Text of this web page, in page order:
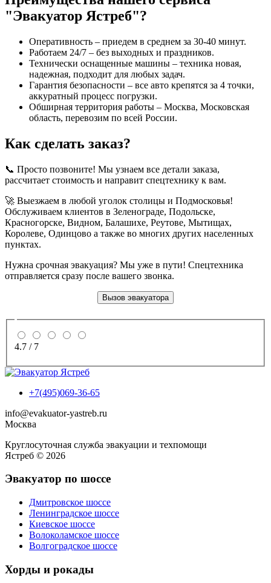
"Эвакуатор Ястреб"?
Оперативность – приедем в среднем за 30-40 минут.
Работаем 24/7 – без выходных и праздников.
Технически оснащенные машины – техника новая,
надежная, подходит для любых задач.
Гарантия безопасности – все авто крепятся за 4 точки,
аккуратный процесс погрузки.
Обширная территория работы – Москва, Московская
область, перевозим по всей России.
Как сделать заказ?
📞 Просто позвоните! Мы узнаем все детали заказа,
рассчитает стоимость и направит спецтехнику к вам.
🚀 Выезжаем в любой уголок столицы и Подмосковья!
Обслуживаем клиентов в Зеленограде, Подольске,
Красногорске, Видном, Балашихе, Реутове, Мытищах,
Королеве, Одинцово а также во многих других населенных
пунктах.
Нужна срочная эвакуация? Мы уже в пути! Спецтехника
отправляется сразу после вашего звонка.
Вызов эвакуатора
4.7 / 7
+7(495)069-36-65
info@evakuator-yastreb.ru
Москва
Круглосуточная служба эвакуации и техпомощи
Ястреб © 2026
Эвакуатор по шоссе
Дмитровское шоссе
Ленинградское шоссе
Киевское шоссе
Волоколамское шоссе
Волгоградское шоссе
Хорды и рокады